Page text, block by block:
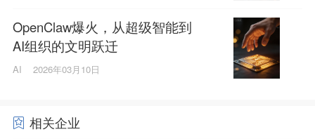
OpenClaw爆火，从超级智能到
AI组织的文明跃迁
AI 2026年03月10日
相关企业